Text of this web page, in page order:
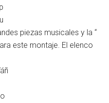
des piezas musicales y la “
este montaje. El elenco